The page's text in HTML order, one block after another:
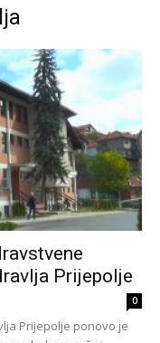
Prijepolje
0
Prijepolje ponovo je